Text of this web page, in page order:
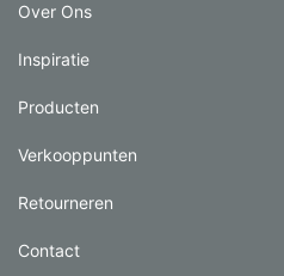
Over Ons
Inspiratie
Producten
Verkooppunten
Retourneren
Contact